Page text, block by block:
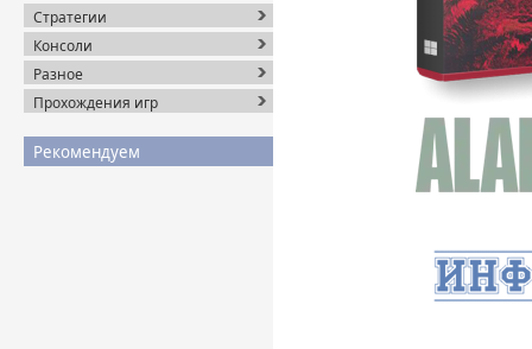
Стратегии
Консоли
Разное
Прохождения игр
Рекомендуем